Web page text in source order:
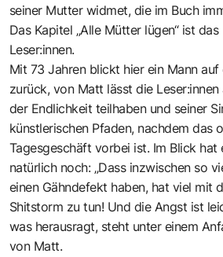
seiner Mutter widmet, die im Buch
Das Kapitel „Alle Mütter lügen“ ist
Leser:innen.
Mit 73 Jahren blickt hier ein Mann auf
zurück, von Matt lässt die
der Endlichkeit teilhaben und seiner
künstlerischen Pfaden, nachdem das
Tagesgeschäft vorbei ist. Im Blick hat
natürlich noch: „Dass inzwischen so
einen Gähndefekt haben, hat viel mit
Shitstorm zu tun! Und die Angst ist
was herausragt, steht unter einem
von Matt.